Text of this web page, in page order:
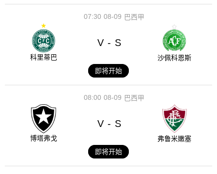
08-09
07:30 巴西甲
科里蒂巴
V - S
沙佩科恩斯
即将开始
08-09
08:00 巴西甲
博塔弗戈
V - S
弗鲁米嫩塞
即将开始